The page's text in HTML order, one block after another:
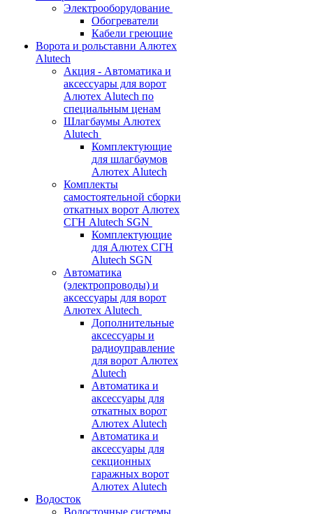
Электрооборудование
Обогреватели
Кабели греющие
Ворота и рольставни Алютех
Alutech
Акция - Автоматика и
аксессуары для ворот
Алютех Alutech по
специальным ценам
Шлагбаумы Алютех
Alutech
Комплектующие
для шлагбаумов
Алютех Alutech
Комплекты
самостоятельной сборки
откатных ворот Алютех
СГН Alutech SGN
Комплектующие
для Алютех СГН
Alutech SGN
Автоматика
(электропроводы) и
аксессуары для ворот
Алютех Alutech
Дополнительные
аксессуары и
радиоуправление
для ворот Алютех
Alutech
Автоматика и
аксессуары для
откатных ворот
Алютех Alutech
Автоматика и
аксессуары для
секционных
гаражных ворот
Алютех Alutech
Водосток
Водосточные системы